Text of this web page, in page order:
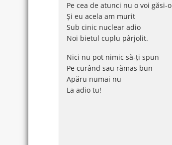
Pe cea de atunci nu o voi găsi-o
Și eu acela am murit
Sub cinic nuclear adio
Noi bietul cuplu pârjolit.
Nici nu pot nimic să-ți spun
Pe curând sau rămas bun
Apăru numai nu
La adio tu!